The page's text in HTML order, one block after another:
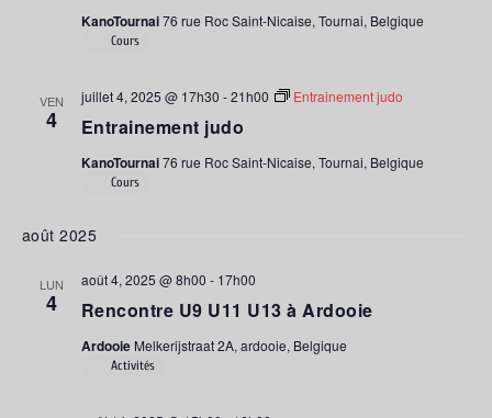
KanoTournai76 rue Roc Saint-Nicaise, Tournai, Belgique
Cours
VEN
4 Entrainement judo
juillet 4, 2025 @ 17h30 -21h00 Entrainement judo
KanoTournai76 rue Roc Saint-Nicaise, Tournai, Belgique
Cours
août 2025
LUN
4 Rencontre U9 U11 U13 à Ardooie
août 4, 2025 @ 8h00 - 17h00
Ardooie Melkerijstraat 2A, ardooie, Belgique
Activités